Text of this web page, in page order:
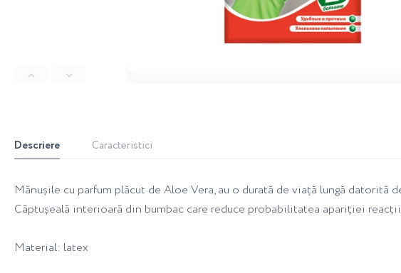
Descriere Caracteristici
Mănușile cu parfum plăcut de Aloe Vera, au o durată de viață lungă datorită
Căptușeală interioară din bumbac care reduce probabilitatea apariției
Material: latex